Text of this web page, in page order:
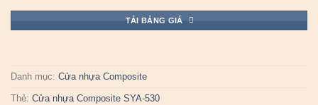
TẢI BẢNG GIÁ
Danh mục: Cửa nhựa Composite
Thẻ: Cửa nhựa Composite SYA-530